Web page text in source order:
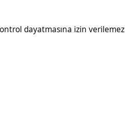
dayatmasına izin verilemez